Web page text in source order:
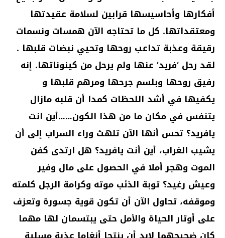
أفكارها وأحاسيسها قرابين لسلامة عقيدتها
ومعتقداتها. كل ما تحتاجه الآن همسات ونسمات
رقيقة وعذبة تداعب روحها وتحيي نبضات قلبها .
لقد رحل ‘فريد’ عنها ولم يرحل من كينوناتها. إنه
رفيق روحها وبلسم جرحها ومرهم قلبها و
يكفيها في أشد اللحظات كمدا أن قلبه مازال
يتنفس في مكان ما من هذا الكون……أين انت
يافريد؟ تحس أنها الآن تلهث وراء السراب إلى أن
يشيب الغراب، أين أنت يافريد؟ هل ارتدى كفن
الموت وهجر أملا في الحصول على مال وفير
وعيش رغيد؟ توبة الذئب موته وكرامة الرجل كلمته
وموقفه، تحاول الآن أن تكون قوية جسورة وتعزف
على أوتار الحياة والأمل حتى يبتسمان لها مهما